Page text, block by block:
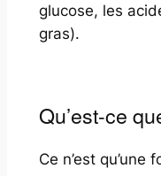
glucose, les
gras).
Qu’est-ce
Ce n’est